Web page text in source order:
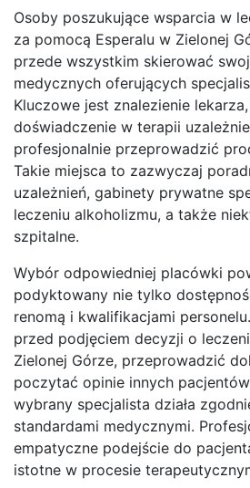
Osoby poszukujące wsparcia w
za pomocą Esperalu w Zielonej
przede wszystkim skierować
medycznych oferujących
Kluczowe jest znalezienie
doświadczenie w terapii
profesjonalnie przeprowadzić
Takie miejsca to zazwyczaj
uzależnień, gabinety prywatne
leczeniu alkoholizmu, a także
szpitalne.
Wybór odpowiedniej placówki
podyktowany nie tylko
renomą i kwalifikacjami
przed podjęciem decyzji o
Zielonej Górze, przeprowadzić
poczytać opinie innych
wybrany specjalista działa
standardami medycznymi.
empatyczne podejście do
istotne w procesie